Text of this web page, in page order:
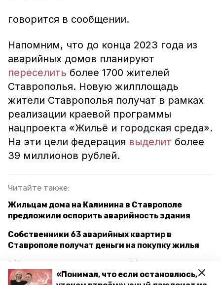
«Понимал, что если остановлюсь,
говорится в сообщении.
Напомним, что до конца 2023 года из
аварийных домов планируют
переселить более 1700 жителей
Ставрополья. Новую жилплощадь
жители Ставрополья получат в рамках
реализации краевой программы
нацпроекта «Жильё и городская среда».
На эти цели федерация выделит более
39 миллионов рублей.
Читайте также:
Жильцам дома на Калинина в Ставрополе
предложили оспорить аварийность здания
Собственники 63 аварийных квартир в
Ставрополе получат деньги на покупку жилья
В Кисловодске реализовали 36 инвестиционных
проектов в 2021 году